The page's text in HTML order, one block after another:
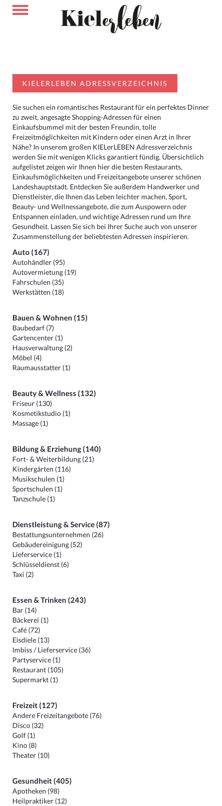
KIELERLEBEN ADRESSVERZEICHNIS
Sie suchen ein romantisches Restaurant für ein perfektes Dinner
zu zweit, angesagte Shopping-Adressen für einen
Einkaufsbummel mit der besten Freundin, tolle
Freizeitmöglichkeiten mit Kindern oder einen Arzt in Ihrer
Nähe? In unserem großen KIELerLEBEN Adressverzeichnis
werden Sie mit wenigen Klicks garantiert fündig. Übersichtlich
aufgelistet zeigen wir Ihnen hier die besten Restaurants,
Einkaufsmöglichkeiten und Freizeitangebote unserer schönen
Landeshauptstadt. Entdecken Sie außerdem Handwerker und
Dienstleister, die Ihnen das Leben leichter machen, Sport,
Beauty- und Wellnessangebote, die zum Auspowern oder
Entspannen einladen, und wichtige Adressen rund um Ihre
Gesundheit. Lassen Sie sich bei Ihrer Suche auch von unserer
Zusammenstellung der beliebtesten Adressen inspirieren.
Auto (167)
Autohändler (95)
Autovermietung (19)
Fahrschulen (35)
Werkstätten (18)
Bauen & Wohnen (15)
Baubedarf (7)
Gartencenter (1)
Hausverwaltung (2)
Möbel (4)
Raumausstatter (1)
Beauty & Wellness (132)
Friseur (130)
Kosmetikstudio (1)
Massage (1)
Bildung & Erziehung (140)
Fort- & Weiterbildung (21)
Kindergärten (116)
Musikschulen (1)
Sportschulen (1)
Tanzschule (1)
Dienstleistung & Service (87)
Bestattungsunternehmen (26)
Gebäudereinigung (52)
Lieferservice (1)
Schlüsseldienst (6)
Taxi (2)
Essen & Trinken (243)
Bar (14)
Bäckerei (1)
Café (72)
Eisdiele (13)
Imbiss / Lieferservice (36)
Partyservice (1)
Restaurant (105)
Supermarkt (1)
Freizeit (127)
Andere Freizeitangebote (76)
Disco (32)
Golf (1)
Kino (8)
Theater (10)
Gesundheit (405)
Apotheken (98)
Heilpraktiker (12)